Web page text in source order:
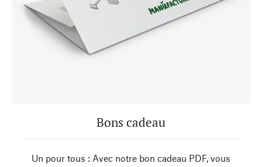
Bons cadeau
Un pour tous : Avec notre bon cadeau PDF, vous